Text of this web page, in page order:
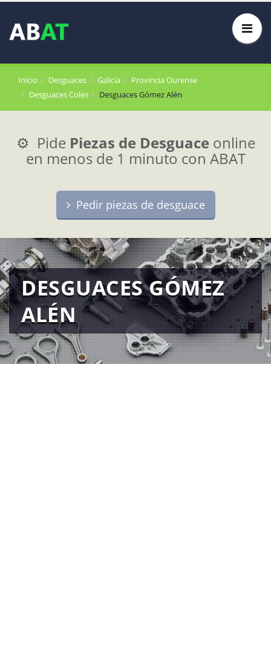
Inicio Desguaces Galicia
Provincia Ourense
Desguaces Coles
Desguaces Gómez Alén
⚙️ Pide Piezas de Desguace online
en menos de 1 minuto con ABAT
Pedir piezas de desguace
DESGUACES GÓMEZ
ALÉN